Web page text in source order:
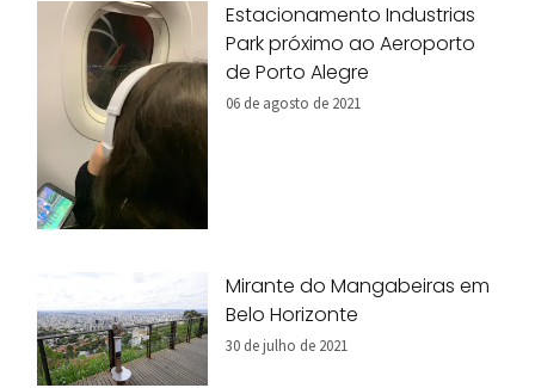
Estacionamento Industrias
Park próximo ao Aeroporto
de Porto Alegre
06 de agosto de 2021
Mirante do Mangabeiras em
Belo Horizonte
30 de julho de 2021